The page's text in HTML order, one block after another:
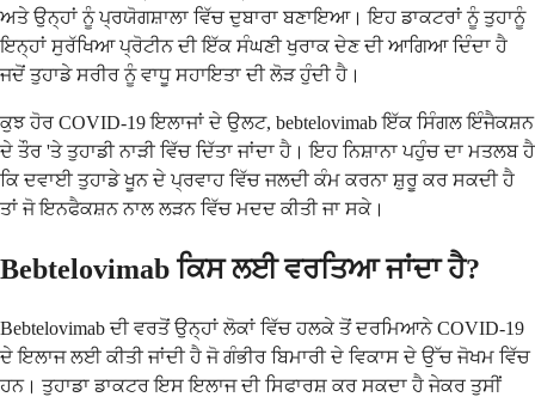
ਅਤੇ ਉਨ੍ਹਾਂ ਨੂੰ ਪ੍ਰਯੋਗਸ਼ਾਲਾ ਵਿੱਚ ਦੁਬਾਰਾ ਬਣਾਇਆ। ਇਹ ਡਾਕਟਰਾਂ ਨੂੰ ਤੁਹਾਨੂੰ
ਇਨ੍ਹਾਂ ਸੁਰੱਖਿਆ ਪ੍ਰੋਟੀਨ ਦੀ ਇੱਕ ਸੰਘਣੀ ਖੁਰਾਕ ਦੇਣ ਦੀ ਆਗਿਆ ਦਿੰਦਾ ਹੈ
ਜਦੋਂ ਤੁਹਾਡੇ ਸਰੀਰ ਨੂੰ ਵਾਧੂ ਸਹਾਇਤਾ ਦੀ ਲੋੜ ਹੁੰਦੀ ਹੈ।
ਕੁਝ ਹੋਰ COVID-19 ਇਲਾਜਾਂ ਦੇ ਉਲਟ, bebtelovimab ਇੱਕ ਸਿੰਗਲ ਇੰਜੈਕਸ਼ਨ
ਦੇ ਤੌਰ 'ਤੇ ਤੁਹਾਡੀ ਨਾੜੀ ਵਿੱਚ ਦਿੱਤਾ ਜਾਂਦਾ ਹੈ। ਇਹ ਨਿਸ਼ਾਨਾ ਪਹੁੰਚ ਦਾ ਮਤਲਬ ਹੈ
ਕਿ ਦਵਾਈ ਤੁਹਾਡੇ ਖੂਨ ਦੇ ਪ੍ਰਵਾਹ ਵਿੱਚ ਜਲਦੀ ਕੰਮ ਕਰਨਾ ਸ਼ੁਰੂ ਕਰ ਸਕਦੀ ਹੈ
ਤਾਂ ਜੋ ਇਨਫੈਕਸ਼ਨ ਨਾਲ ਲੜਨ ਵਿੱਚ ਮਦਦ ਕੀਤੀ ਜਾ ਸਕੇ।
Bebtelovimab ਕਿਸ ਲਈ ਵਰਤਿਆ ਜਾਂਦਾ ਹੈ?
Bebtelovimab ਦੀ ਵਰਤੋਂ ਉਨ੍ਹਾਂ ਲੋਕਾਂ ਵਿੱਚ ਹਲਕੇ ਤੋਂ ਦਰਮਿਆਨੇ COVID-19
ਦੇ ਇਲਾਜ ਲਈ ਕੀਤੀ ਜਾਂਦੀ ਹੈ ਜੋ ਗੰਭੀਰ ਬਿਮਾਰੀ ਦੇ ਵਿਕਾਸ ਦੇ ਉੱਚ ਜੋਖਮ ਵਿੱਚ
ਹਨ। ਤੁਹਾਡਾ ਡਾਕਟਰ ਇਸ ਇਲਾਜ ਦੀ ਸਿਫਾਰਸ਼ ਕਰ ਸਕਦਾ ਹੈ ਜੇਕਰ ਤੁਸੀਂ